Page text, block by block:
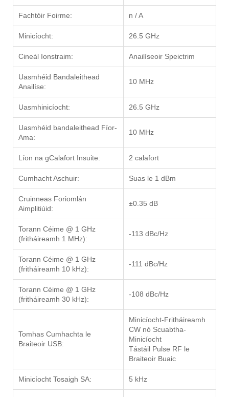
Fachtóir Foirme: n / A
Minicíocht: 26.5 GHz
Cineál Ionstraim: Anailíseoir Speictrim
Uasmhéid Bandaleithead
Anailíse:
10 MHz
Uasmhinicíocht: 26.5 GHz
Uasmhéid bandaleithead Fíor-
Ama:
10 MHz
Líon na gCalafort Insuite: 2 calafort
Cumhacht Aschuir: Suas le 1 dBm
Cruinneas Foriomlán
Aimplitiúid:
±0.35 dB
Torann Céime @ 1 GHz
(fritháireamh 1 MHz):
-113 dBc/Hz
Torann Céime @ 1 GHz
(fritháireamh 10 kHz):
-111 dBc/Hz
Torann Céime @ 1 GHz
(fritháireamh 30 kHz):
-108 dBc/Hz
Tomhas Cumhachta le
Braiteoir USB:
Minicíocht-Fritháireamh
CW nó Scuabtha-
Minicíocht
Tástáil Pulse RF le
Braiteoir Buaic
Minicíocht Tosaigh SA: 5 kHz